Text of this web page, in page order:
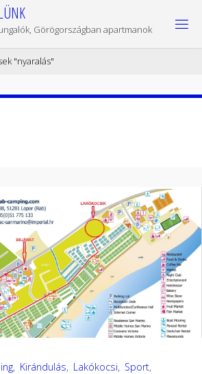
ÜNK
Görögországban apartmanok
"nyaralás"
, Kirándulás, Lakókocsi, Sport,